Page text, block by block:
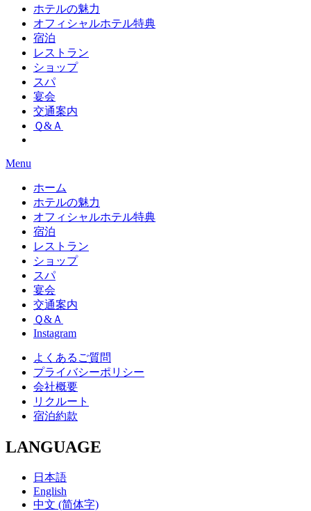
ホテルの魅力
オフィシャルホテル特典
宿泊
レストラン
ショップ
スパ
宴会
交通案内
Ｑ&Ａ
Menu
ホーム
ホテルの魅力
オフィシャルホテル特典
宿泊
レストラン
ショップ
スパ
宴会
交通案内
Ｑ&Ａ
Instagram
よくあるご質問
プライバシーポリシー
会社概要
リクルート
宿泊約款
LANGUAGE
日本語
English
中文 (简体字)